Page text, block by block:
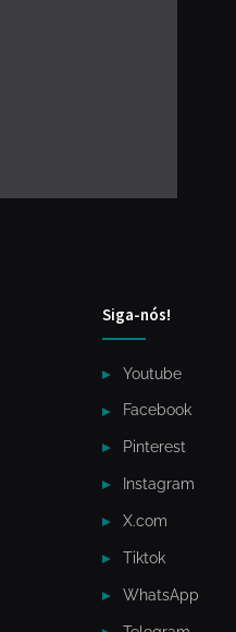
Siga-nós!
Youtube
Facebook
Pinterest
Instagram
X.com
Tiktok
WhatsApp